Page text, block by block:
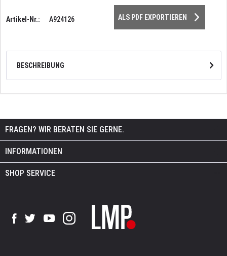
Artikel-Nr.: A924126 ALS PDF EXPORTIEREN
BESCHREIBUNG
FRAGEN? WIR BERATEN SIE GERNE.
INFORMATIONEN
SHOP SERVICE